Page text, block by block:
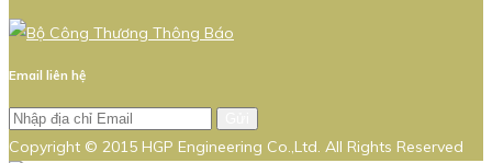
Email liên hệ
Copyright © 2015 HGP Engineering Co.,Ltd. All Rights Reserved